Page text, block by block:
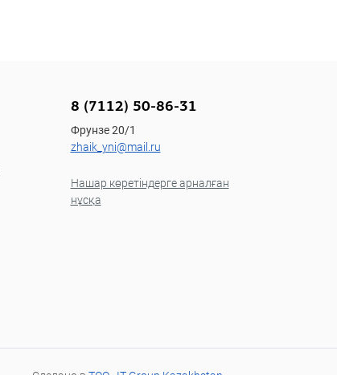
8 (7112) 50-86-31
Фрунзе 20/1
zhaik_yni@mail.ru
Нашар көретіндерге арналған
нұсқа